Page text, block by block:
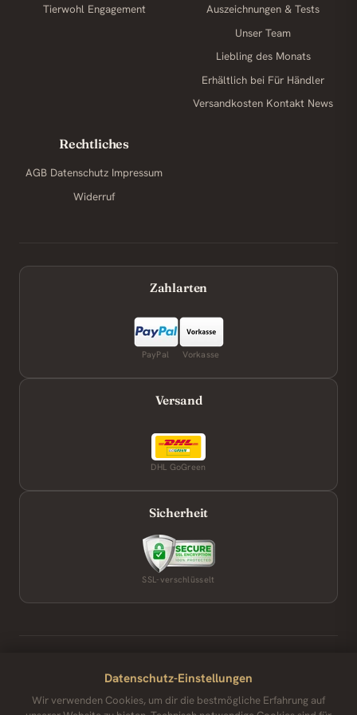
Tierwohl Engagement
Auszeichnungen & Tests
Unser Team
Liebling des Monats
Erhältlich bei Für Händler
Versandkosten Kontakt News
Rechtliches
AGB Datenschutz Impressum
Widerruf
Zahlarten
PayPal Vorkasse
Versand
DHL GoGreen
Sicherheit
SSL-verschlüsselt
Datenschutz-Einstellungen
Wir verwenden Cookies, um dir die bestmögliche Erfahrung auf